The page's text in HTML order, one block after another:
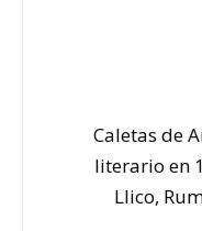
Caletas de
literario en
Llico,